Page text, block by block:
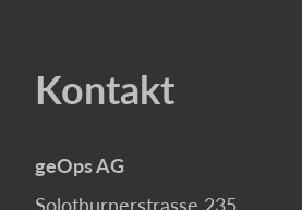
Kontakt
geOps AG
Solothurnerstrasse 235